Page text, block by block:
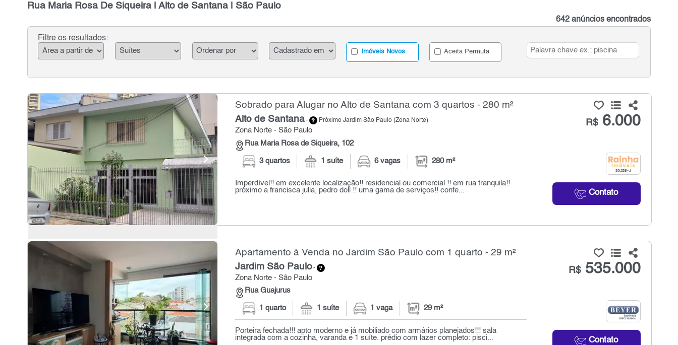
Rua Maria Rosa De Siqueira | Alto de Santana | São Paulo
642 anúncios encontrados
Filtre os resultados:
Imóveis Novos Aceita Permuta
Sobrado para Alugar no Alto de Santana com 3 quartos - 280 m²
Alto de Santana- Próximo Jardim São Paulo (Zona Norte)
Zona Norte - São Paulo
Rua Maria Rosa de Siqueira, 102
R$6.000
Contato
3 quartos 1 suíte 6 vagas 280 m²
Imperdível!! em excelente localização!! residencial ou comercial !! em rua tranquila!!
próximo a francisca julia, pedro doll !! uma gama de serviços!! confe...
Apartamento à Venda no Jardim São Paulo com 1 quarto - 29 m²
Jardim São Paulo-
Zona Norte - São Paulo
Rua Guajurus
R$535.000
Contato
1 quarto 1 suíte 1 vaga 29 m²
Porteira fechada!!! apto moderno e já mobiliado com armários planejados!!! sala
integrada com a cozinha, varanda e 1 suíte. prédio com lazer completo: pisci...